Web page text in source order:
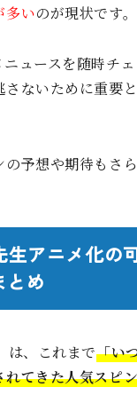
多いのが現状です。
ュースを随時チ
ないために重要
予想や期待もさ
生アニメ化の
とめ
は、これまで「い
てきた人気スピ